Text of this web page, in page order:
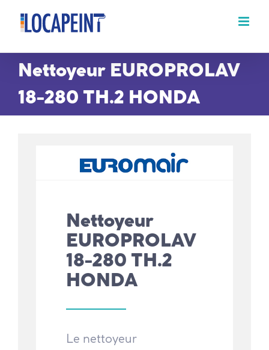
Passer
contenu
Nettoyeur EUROPROLAV
18-280 TH.2 HONDA
Nettoyeur
EUROPROLAV
18-280 TH.2
HONDA
Le nettoyeur